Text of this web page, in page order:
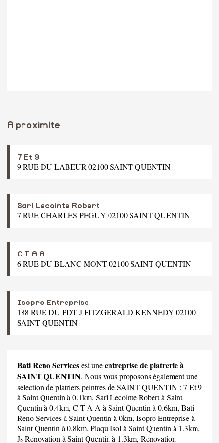
A proximite
7 Et 9
9 RUE DU LABEUR 02100 SAINT QUENTIN
Sarl Lecointe Robert
7 RUE CHARLES PEGUY 02100 SAINT QUENTIN
C T A A
6 RUE DU BLANC MONT 02100 SAINT QUENTIN
Isopro Entreprise
188 RUE DU PDT J FITZGERALD KENNEDY 02100
SAINT QUENTIN
Bati Reno Servicesest uneentreprise de platrerie à
SAINT QUENTIN. Nous vous proposons également une
sélection de platriers peintres de SAINT QUENTIN : 7 Et 9
à Saint Quentin à 0.1km, Sarl Lecointe Robertà Saint
Quentin à 0.4km, C T A A à Saint Quentin à 0.6km, Bati
Reno Servicesà Saint Quentin à 0km, Isopro Entrepriseà
Saint Quentin à 0.8km, Plaqu Isol à Saint Quentin à 1.3km,
Js Renovation à Saint Quentin à 1.3km, Renovation